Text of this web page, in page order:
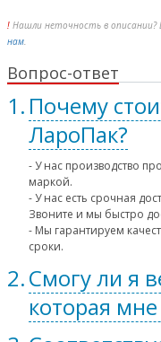
! Нашли неточность в
нам.
Вопрос-ответ
Почему
ЛароПак?
- У нас производство
маркой.
- У нас есть срочная
Звоните и мы быстро
- Мы гарантируем
сроки.
Смогу ли я
которая